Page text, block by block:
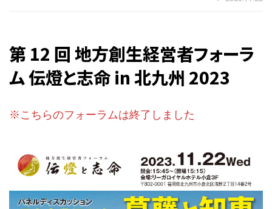
第 12 回 地方創生経営者フォーラ
ム 伝燈と志命 in 北九州 2023
※こちらのフォーラムは終了しました